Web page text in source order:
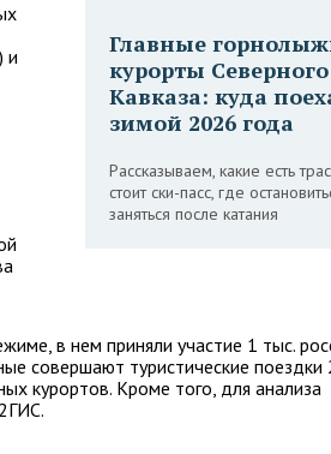
Главные
курорты Северного
Кавказа: куда
зимой 2026 года
Рассказываем, какие есть
стоит ски-пасс, где
заняться после катания
и
в нем приняли участие 1 тыс.
совершают туристические поездки
курортов. Кроме того, для анализа